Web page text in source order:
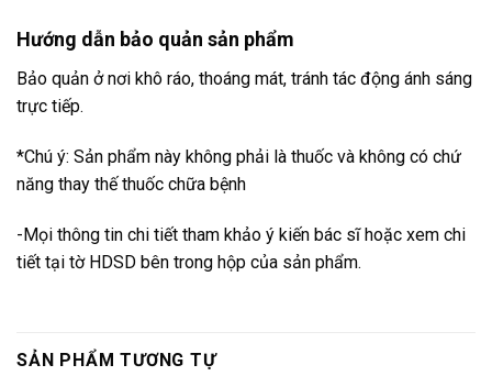
Hướng dẫn bảo quản sản phẩm
Bảo quản ở nơi khô ráo, thoáng mát, tránh tác động ánh sáng
trực tiếp.
*Chú ý: Sản phẩm này không phải là thuốc và không có chứ
năng thay thế thuốc chữa bệnh
-Mọi thông tin chi tiết tham khảo ý kiến bác sĩ hoặc xem chi
tiết tại tờ HDSD bên trong hộp của sản phẩm.
SẢN PHẨM TƯƠNG TỰ